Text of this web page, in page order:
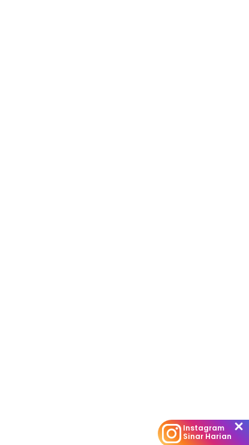
Seri
Instagram
Sinar Harian